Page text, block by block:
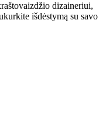
dizaineriui,
išdėstymą su savo